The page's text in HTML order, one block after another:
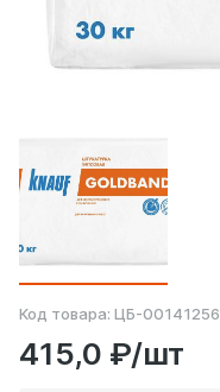
Код товара: ЦБ-00141256
415,0 ₽/шт